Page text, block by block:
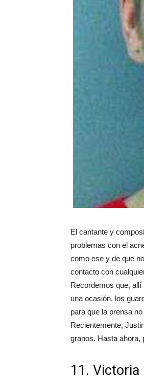
El cantante y
problemas con el
como ese y de que
contacto con
Recordemos que, allí
una ocasión, los
para que la prensa
Recientemente,
granos. Hasta ahora,
11. Victoria